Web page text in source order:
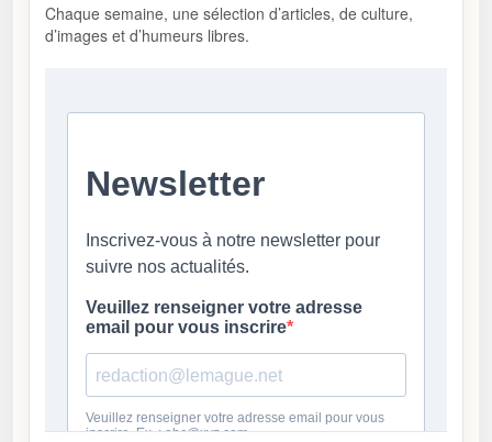
Chaque semaine, une sélection d’articles, de culture,
d’images et d’humeurs libres.